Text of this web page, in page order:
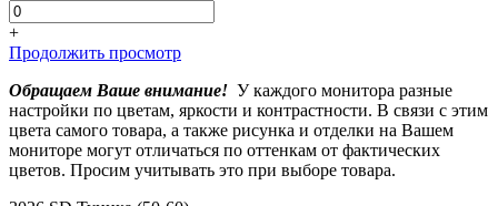
+
Продолжить просмотр
Обращаем Ваше внимание! У каждого монитора разные
настройки по цветам, яркости и контрастности. В связи с этим
цвета самого товара, а также рисунка и отделки на Вашем
мониторе могут отличаться по оттенкам от фактических
цветов. Просим учитывать это при выборе товара.